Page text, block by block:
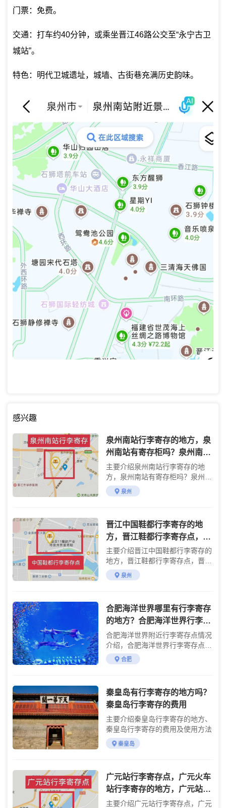
门票：免费。
交通：打车约40分钟，或乘坐晋江46路公交至“永宁古卫
城站”。
特色：明代卫城遗址，城墙、古街巷充满历史韵味。
感兴趣
泉州南站行李寄存的地方，泉
州南站有寄存柜吗？泉州南站
行李寄存点，泉州南站存包，
泉州火车站高铁站行李寄
主要介绍泉州南站行李寄存的地
方，泉州南站有寄存柜吗？泉州南
站行李寄存点，泉州南站存包，泉
州火车站高铁站行李寄存
泉州
晋江中国鞋都行李寄存的地
方，晋江鞋都行李寄存点，晋
江鞋都存包的地方，晋江有自
助寄存柜吗？
主要介绍晋江中国鞋都行李寄存的
地方，晋江鞋都行李寄存点，晋江
鞋都存包的地方，晋江有自助寄存
柜吗？
泉州
合肥海洋世界哪里有行李寄存
的地方？合肥海洋世界行李寄
存怎么收费？
合肥海洋世界附近行李寄存点情况
介绍，合肥海洋世界行李寄存点收
费标准介绍
合肥
秦皇岛有行李寄存的地方吗？
秦皇岛行李寄存的费用
主要介绍秦皇岛行李寄存的地方、
秦皇岛行李寄存的费用及使用方法
秦皇岛
广元站行李寄存点，广元火车
站行李寄存的地方，广元站有
寄存柜吗？广元高铁站行李寄
主要介绍广元站行李寄存点，广元